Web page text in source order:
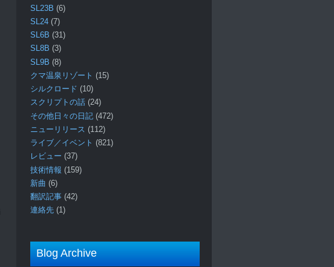
SL23B (6)
SL24 (7)
SL6B (31)
SL8B (3)
SL9B (8)
クマ温泉リゾート (15)
シルクロード (10)
スクリプトの話 (24)
その他日々の日記 (472)
ニューリリース (112)
ライブ／イベント (821)
レビュー (37)
技術情報 (159)
新曲 (6)
翻訳記事 (42)
連絡先 (1)
Blog Archive